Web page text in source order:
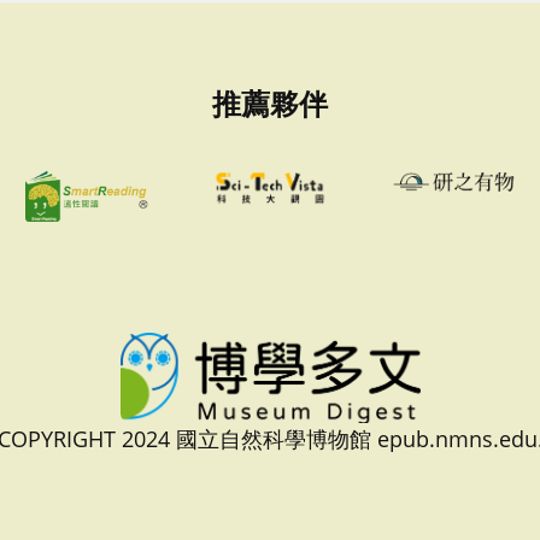
推薦夥伴
2024 國立自然科學博物館